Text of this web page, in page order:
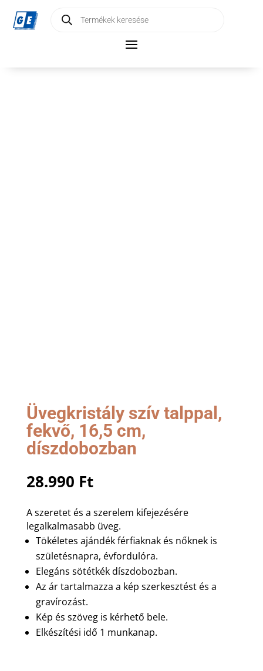
search
Üvegkristály szív talppal,
fekvő, 16,5 cm,
díszdobozban
28.990 Ft
A szeretet és a szerelem kifejezésére
legalkalmasabb üveg.
Tökéletes ajándék férfiaknak és nőknek is
születésnapra, évfordulóra.
Elegáns sötétkék díszdobozban.
Az ár tartalmazza a kép szerkesztést és a
gravírozást.
Kép és szöveg is kérhető bele.
Elkészítési idő 1 munkanap.